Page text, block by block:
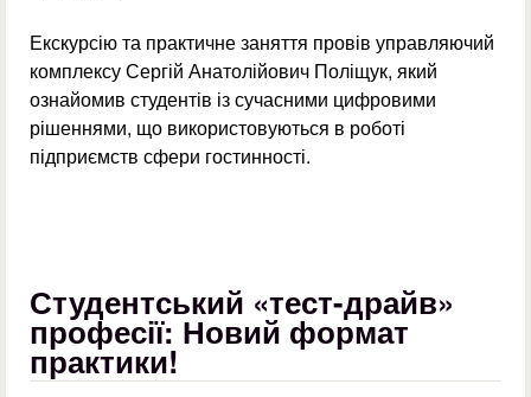
Екскурсію та практичне заняття провів управляючий
комплексу Сергій Анатолійович Поліщук, який
ознайомив студентів із сучасними цифровими
рішеннями, що використовуються в роботі
підприємств сфери гостинності.
Студентський «тест-драйв»
професії: Новий формат
практики!